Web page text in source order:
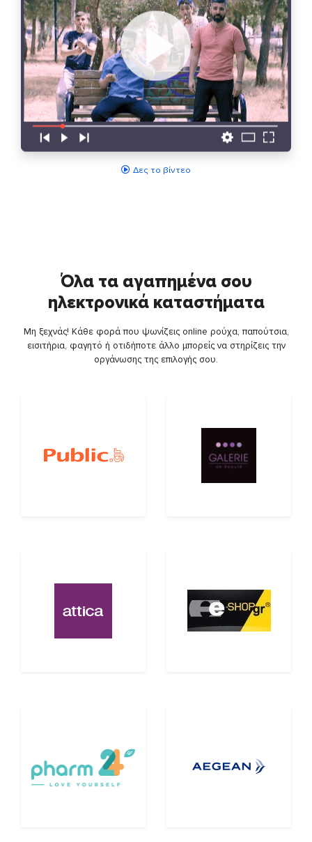
Δες το βίντεο
Όλα τα αγαπημένα σου
ηλεκτρονικά καταστήματα
Μη ξεχνάς! Κάθε φορά που ψωνίζεις online ρούχα, παπούτσια,
εισιτήρια, φαγητό ή οτιδήποτε άλλο μπορείς να στηρίζεις την
οργάνωσης της επιλογής σου.